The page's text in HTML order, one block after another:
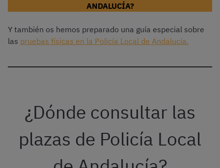
ANDALUCÍA?
Y también os hemos preparado una guía especial sobre
las pruebas físicas en la Policía Local de Andalucía.
¿Dónde consultar las
plazas de Policía Local